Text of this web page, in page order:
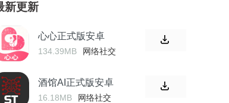
新更新
心心正式版安卓
134.39MB 网络社交
酒馆AI正式版安卓
16.18MB 网络社交